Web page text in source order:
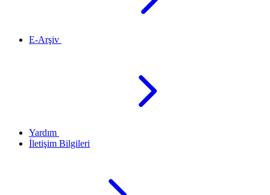
E-Arşiv
Yardım
İletişim Bilgileri